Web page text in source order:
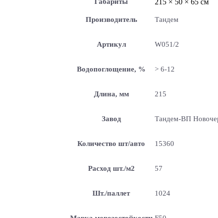
Габариты 215 × 50 × 65 см
Производитель Тандем
Артикул W051/2
Водопоглощение, % > 6-12
Длина, мм 215
Завод Тандем-ВП
Количество шт/авто 15360
Расход шт./м2 57
Шт./паллет 1024